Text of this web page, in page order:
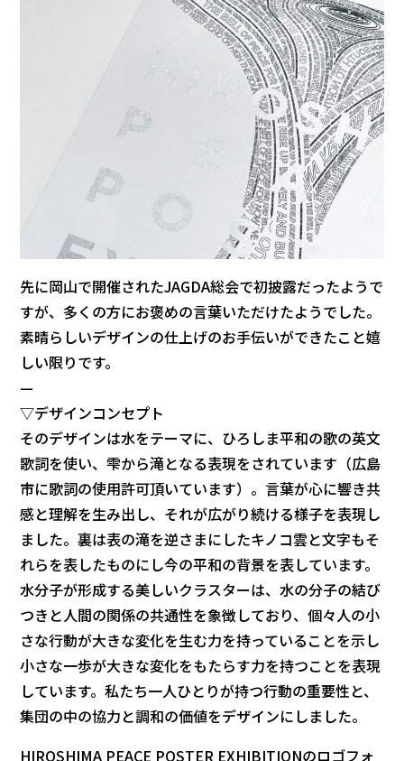
先に岡山で開催されたJAGDA総会で初披露だったようで
すが、多くの方にお褒めの言葉いただけたようでした。
素晴らしいデザインの仕上げのお手伝いができたこと嬉
しい限りです。
—
▽デザインコンセプト
そのデザインは水をテーマに、ひろしま平和の歌の英文
歌詞を使い、雫から滝となる表現をされています（広島
市に歌詞の使用許可頂いています）。言葉が心に響き共
感と理解を生み出し、それが広がり続ける様子を表現し
ました。裏は表の滝を逆さまにしたキノコ雲と文字もそ
れらを表したものにし今の平和の背景を表しています。
水分子が形成する美しいクラスターは、水の分子の結び
つきと人間の関係の共通性を象徴しており、個々人の小
さな行動が大きな変化を生む力を持っていることを示し
小さな一歩が大きな変化をもたらす力を持つことを表現
しています。私たち一人ひとりが持つ行動の重要性と、
集団の中の協力と調和の価値をデザインにしました。
HIROSHIMA PEACE POSTER EXHIBITIONのロゴフォ